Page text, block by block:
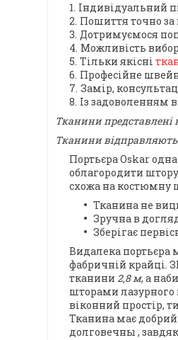
Індивідуальний
Пошиття точно
Дотримуємося
Можливість
Тільки якісні
Професійне
Замір,
Із задоволенням
Тканини представлені
Тканини
Портьєра Oskar
облагородити
схожа на костюмну
Тканина не
Зручна в
Зберігає
Видалека портьєра
фабричній крайці.
тканини 2,8 м, а
шторами лазурного
віконний простір,
Тканина має
долговечны ,